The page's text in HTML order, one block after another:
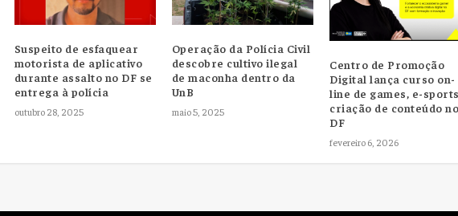
Suspeito de esfaquear
motorista de aplicativo
durante assalto no DF se
entrega à polícia
outubro 28, 2025
Operação da Polícia Civil
descobre cultivo ilegal
de maconha dentro da
UnB
maio 5, 2025
Centro de Promoção
Digital lança curso on-
line de games, e-
criação de conteúdo no
DF
fevereiro 6, 2026